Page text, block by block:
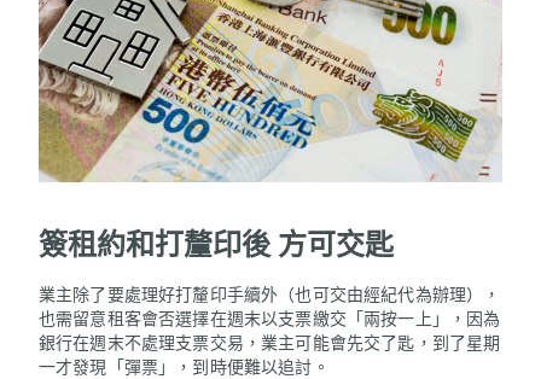
簽租約和打釐印後 方可交匙
業主除了要處理好打釐印手續外（也可交由經紀代為辦理），
也需留意租客會否選擇在週末以支票繳交「兩按一上」，因為
銀行在週末不處理支票交易，業主可能會先交了匙，到了星期
一才發現「彈票」，到時便難以追討。